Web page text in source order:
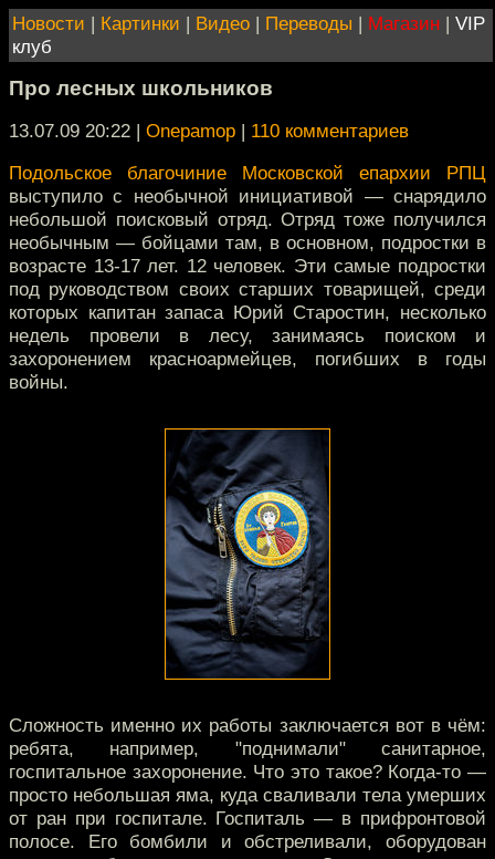
Новости | Картинки | Видео | Переводы | Магазин | VIP
клуб
Про лесных школьников
13.07.09 20:22 | Onepamop | 110 комментариев
Подольское благочиние Московской епархии РПЦ
выступило с необычной инициативой — снарядило
небольшой поисковый отряд. Отряд тоже получился
необычным — бойцами там, в основном, подростки в
возрасте 13-17 лет. 12 человек. Эти самые подростки
под руководством своих старших товарищей, среди
которых капитан запаса Юрий Старостин, несколько
недель провели в лесу, занимаясь поиском и
захоронением красноармейцев, погибших в годы
войны.
Сложность именно их работы заключается вот в чём:
ребята, например, "поднимали" санитарное,
госпитальное захоронение. Что это такое? Когда-то —
просто небольшая яма, куда сваливали тела умерших
от ран при госпитале. Госпиталь — в прифронтовой
полосе. Его бомбили и обстреливали, оборудован